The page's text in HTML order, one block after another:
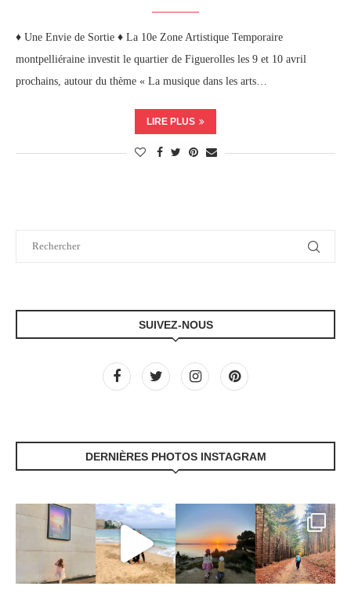
♦ Une Envie de Sortie ♦ La 10e Zone Artistique Temporaire
montpelliéraine investit le quartier de Figuerolles les 9 et 10 avril
prochains, autour du thème « La musique dans les arts…
LIRE PLUS
SUIVEZ-NOUS
DERNIÈRES PHOTOS INSTAGRAM